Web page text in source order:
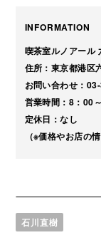
INFORMATION
喫茶室ルノアール
住所：東京都港
お問い合わせ：
営業時間：8：00
定休日：なし
（※価格やお店の
石川直樹